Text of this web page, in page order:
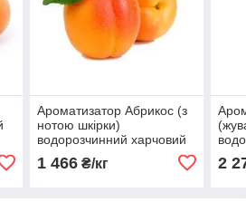
Ароматизатор Абрикос (з
нотою шкірки)
водорозчинний харчовий
натуральному
1 466₴/кг 2